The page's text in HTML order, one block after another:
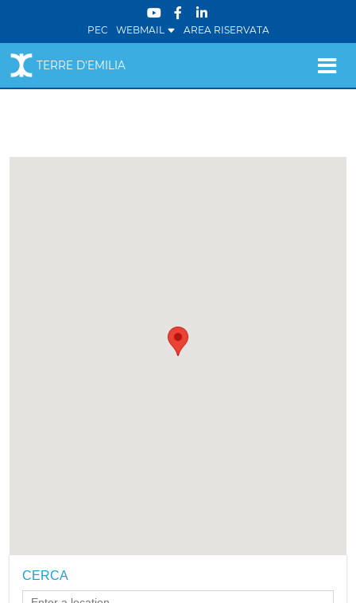
PEC WEBMAIL AREA RISERVATA
TERRE D'EMILIA
CERCA